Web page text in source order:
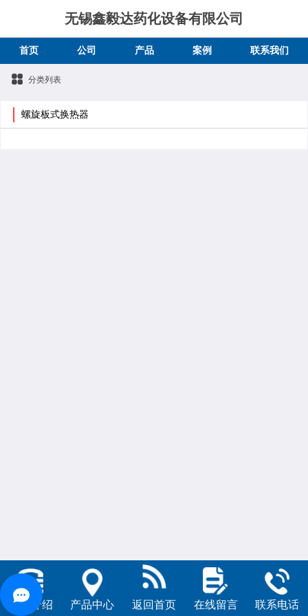
无锡鑫毅达药化设备有限公司
首页 公司 产品 案例 联系我们
分类列表
螺旋板式换热器
公司介绍 产品中心 返回首页 在线留言 联系电话